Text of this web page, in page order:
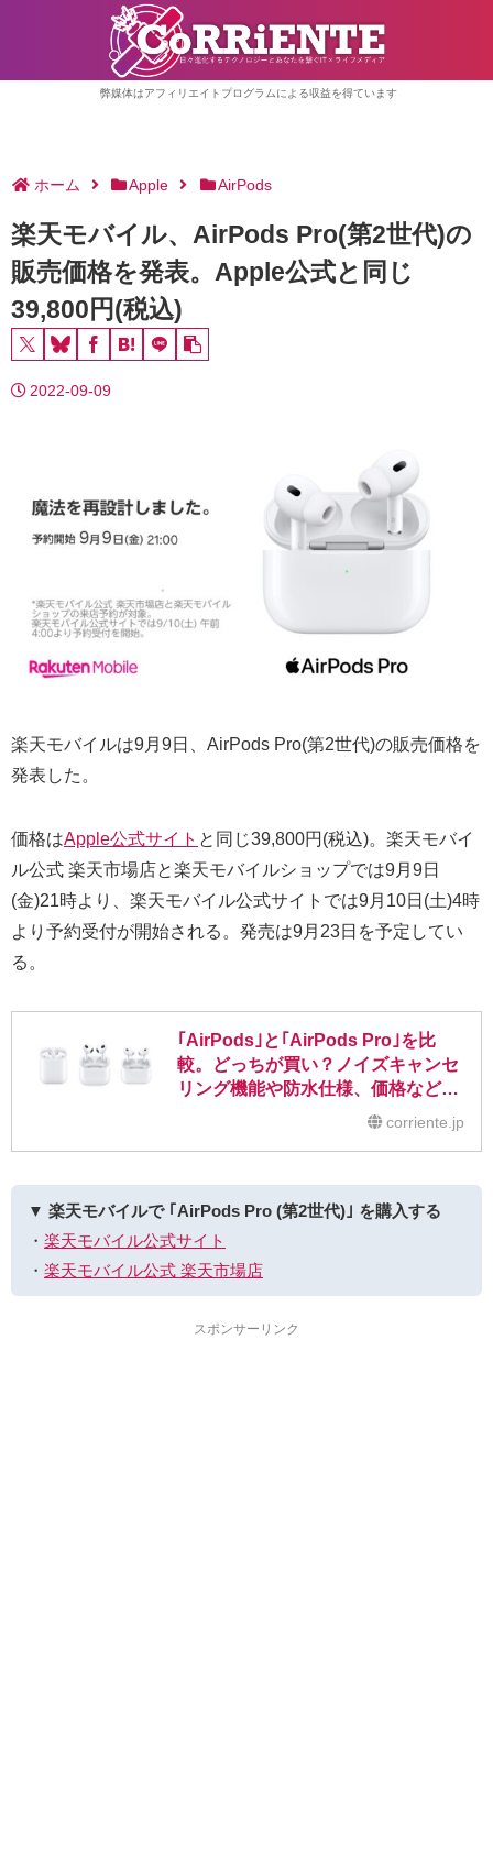
弊媒体はアフィリエイトプログラムによる収益を得ています
ホーム Apple AirPods
楽天モバイル、AirPods Pro(第2世代)の
販売価格を発表。Apple公式と同じ
39,800円(税込)
2022-09-09
楽天モバイルは9月9日、AirPods Pro(第2世代)の販売価格を
発表した。
価格はApple公式サイト と同じ39,800円(税込)。楽天モバイ
ル公式 楽天市場店と楽天モバイルショップでは9月9日
(金)21時より、楽天モバイル公式サイトでは9月10日(土)4時
より予約受付が開始される。発売は9月23日を予定してい
る。
｢AirPods｣と｢AirPods Pro｣を比
較。どっちが買い？ノイズキャンセ
リング機能や防水仕様、価格など比
corriente.jp
▼ 楽天モバイルで ｢AirPods Pro (第2世代)｣ を購入する
・ 楽天モバイル公式サイト
・ 楽天モバイル公式 楽天市場店
スポンサーリンク